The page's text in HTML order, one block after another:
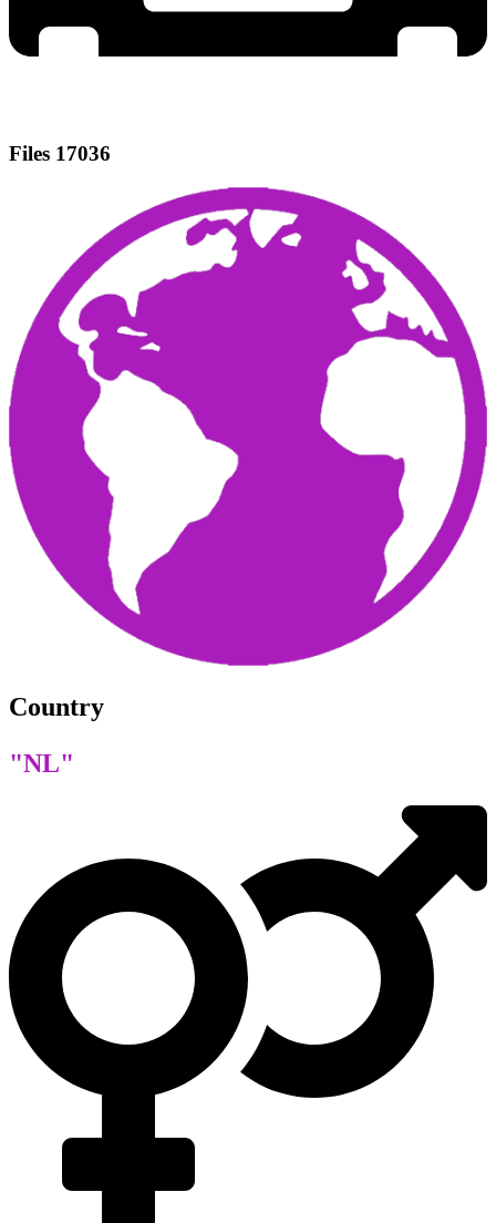
Files 17036
Country
"NL"